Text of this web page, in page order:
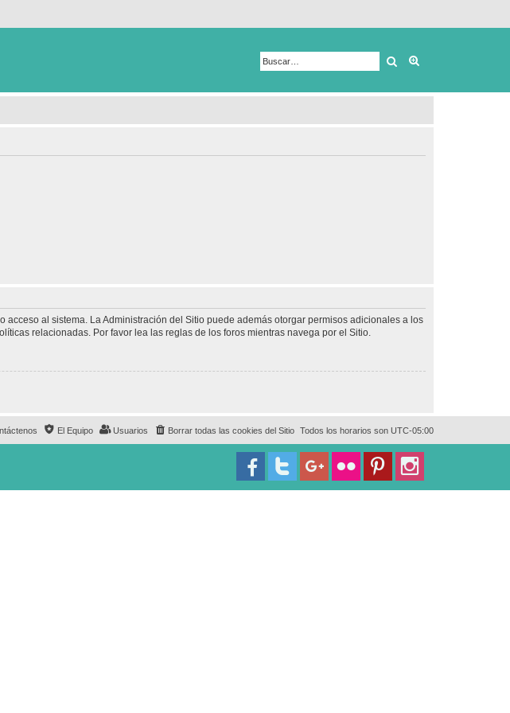
Buscar
al sistema. La Administración del Sitio puede además otorgar permisos adicionales a los
relacionadas. Por favor lea las reglas de los foros mientras navega por el Sitio.
Todos los horarios son UTC-05:00
Borrar todas las cookies del Sitio
Usuarios
El Equipo